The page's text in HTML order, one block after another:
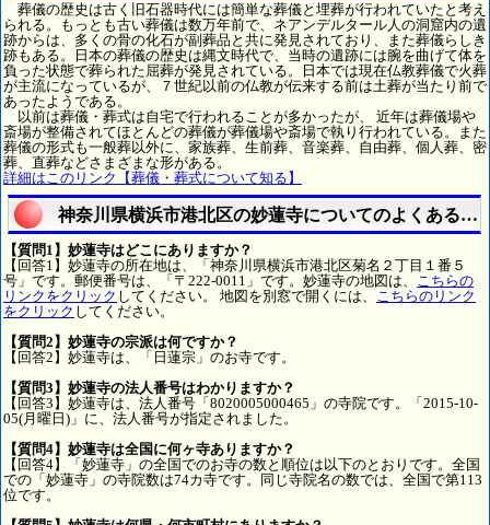
葬儀の歴史は古く旧石器時代には簡単な葬儀と埋葬が行われていたと考え
られる。もっとも古い葬儀は数万年前で、ネアンデルタール人の洞窟内の遺
跡からは、多くの骨の化石が副葬品と共に発見されており、また葬儀らしき
跡もある。日本の葬儀の歴史は縄文時代で、当時の遺跡には腕を曲げて体を
負った状態で葬られた屈葬が発見されている。日本では現在仏教葬儀で火葬
が主流になっているが、７世紀以前の仏教が伝来する前は土葬が当たり前で
あったようである。
以前は葬儀・葬式は自宅で行われることが多かったが、 近年は葬儀場や
斎場が整備されてほとんどの葬儀が葬儀場や斎場で執り行われている。また
葬儀の形式も一般葬以外に、家族葬、生前葬、音楽葬、自由葬、個人葬、密
葬、直葬などさまざまな形がある。
詳細はこのリンク【葬儀・葬式について知る】
神奈川県横浜市港北区の妙蓮寺についてのよくある質
【質問1】妙蓮寺はどこにありますか？
【回答1】妙蓮寺の所在地は、「神奈川県横浜市港北区菊名２丁目１番５
号」です。郵便番号は、「〒222-0011」です。妙蓮寺の地図は、 こちらの
リンクをクリック してください。 地図を別窓で開くには、 こちらのリンク
をクリック してください。
【質問2】妙蓮寺の宗派は何ですか？
【回答2】妙蓮寺は、「日蓮宗」のお寺です。
【質問3】妙蓮寺の法人番号はわかりますか？
【回答3】妙蓮寺は、法人番号「8020005000465」の寺院です。「2015-10-
05(月曜日)」に、法人番号が指定されました。
【質問4】妙蓮寺は全国に何ヶ寺ありますか？
【回答4】「妙蓮寺」の全国でのお寺の数と順位は以下のとおりです。全国
での「妙蓮寺」の寺院数は74カ寺です。同じ寺院名の数では、全国で第113
位です。